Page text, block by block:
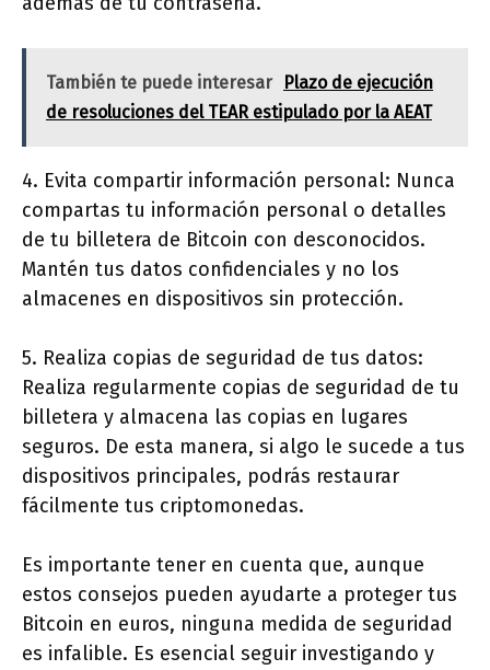
También te puede interesar
Plazo de ejecución
de resoluciones del TEAR estipulado por la AEAT
4. Evita compartir información personal: Nunca
compartas tu información personal o detalles
de tu billetera de Bitcoin con desconocidos.
Mantén tus datos confidenciales y no los
almacenes en dispositivos sin protección.
5. Realiza copias de seguridad de tus datos:
Realiza regularmente copias de seguridad de tu
billetera y almacena las copias en lugares
seguros. De esta manera, si algo le sucede a tus
dispositivos principales, podrás restaurar
fácilmente tus criptomonedas.
Es importante tener en cuenta que, aunque
estos consejos pueden ayudarte a proteger tus
Bitcoin en euros, ninguna medida de seguridad
es infalible. Es esencial seguir investigando y